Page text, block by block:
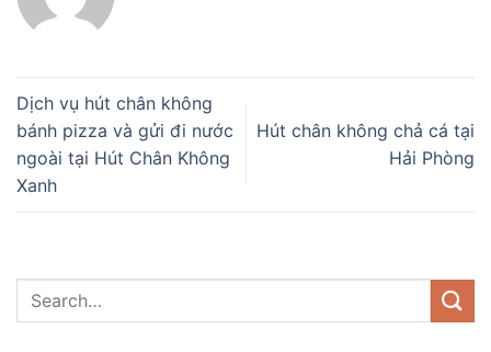
Dịch vụ hút chân không
bánh pizza và gửi đi nước
ngoài tại Hút Chân Không
Xanh
Hút chân không chả cá tại
Hải Phòng